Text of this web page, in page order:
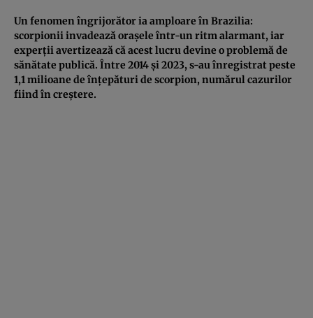
Un fenomen îngrijorător ia amploare în Brazilia:
scorpionii invadează orașele într-un ritm alarmant, iar
experții avertizează că acest lucru devine o problemă de
sănătate publică. Între 2014 și 2023, s-au înregistrat peste
1,1 milioane de înțepături de scorpion, numărul cazurilor
fiind în creștere.